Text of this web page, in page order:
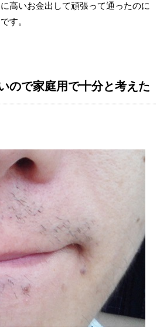
高いお金出して頑張って通ったのに
す。
ので家庭用で十分と考えた